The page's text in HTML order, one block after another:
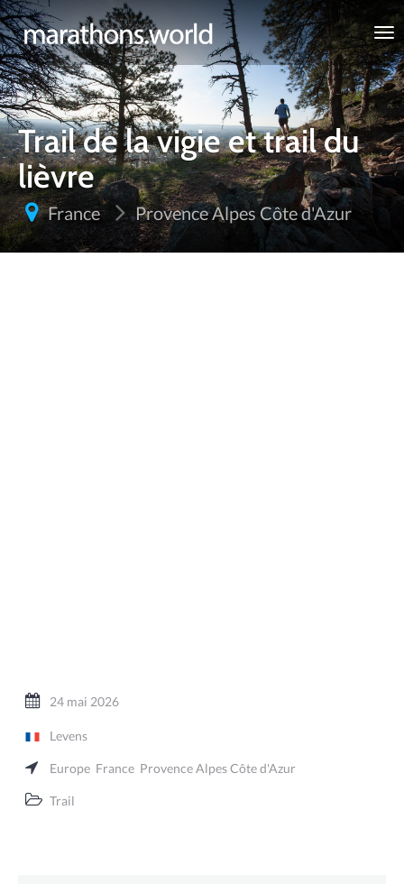
marathons.world
Trail de la vigie et trail du
lièvre
France Provence Alpes Côte d'Azur
24 mai 2026
Levens
Europe France Provence Alpes Côte d'Azur
Trail